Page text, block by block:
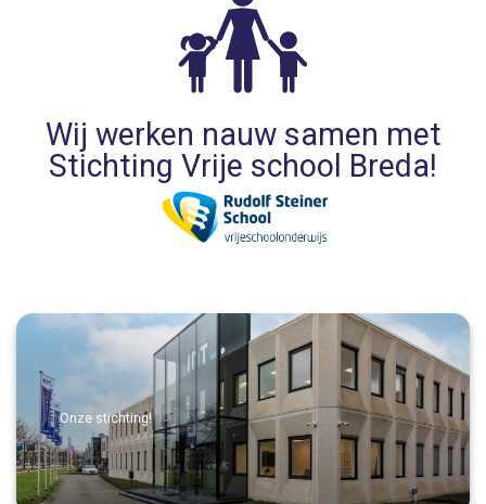
Wij werken nauw samen met
Stichting Vrije school Breda!
Onze stichting!